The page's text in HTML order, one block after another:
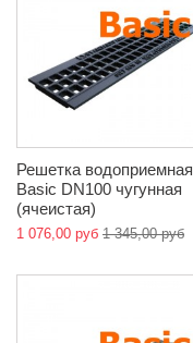
Решетка водоприемная
Basic DN100 чугунная
(ячеистая)
1 076,00 руб 1 345,00 руб